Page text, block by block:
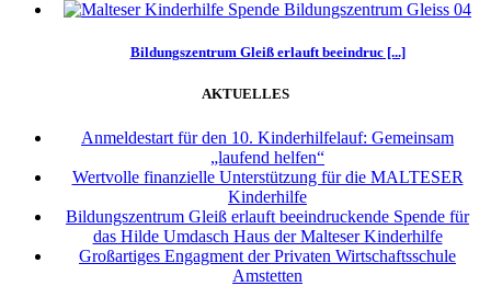
Bildungszentrum Gleiß erlauft beeindruc [...]
AKTUELLES
Anmeldestart für den 10. Kinderhilfelauf: Gemeinsam
„laufend helfen“
Wertvolle finanzielle Unterstützung für die MALTESER
Kinderhilfe
Bildungszentrum Gleiß erlauft beeindruckende Spende für
das Hilde Umdasch Haus der Malteser Kinderhilfe
Großartiges Engagment der Privaten Wirtschaftsschule
Amstetten